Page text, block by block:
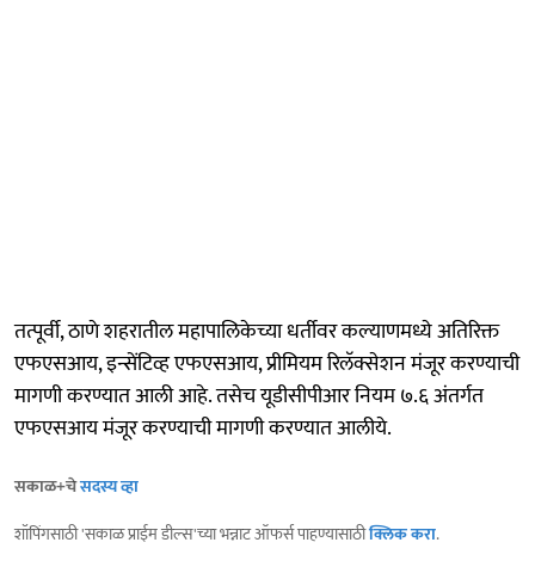
तत्पूर्वी, ठाणे शहरातील महापालिकेच्या धर्तीवर कल्याणमध्ये अतिरिक्त
एफएसआय, इन्सेंटिव्ह एफएसआय, प्रीमियम रिलॅक्सेशन मंजूर करण्याची
मागणी करण्यात आली आहे. तसेच यूडीसीपीआर नियम ७.६ अंतर्गत
एफएसआय मंजूर करण्याची मागणी करण्यात आलीये.
सकाळ+चेसदस्य व्हा
शॉपिंगसाठी 'सकाळ प्राईम डील्स'च्या भन्नाट ऑफर्स पाहण्यासाठीक्लिक करा.